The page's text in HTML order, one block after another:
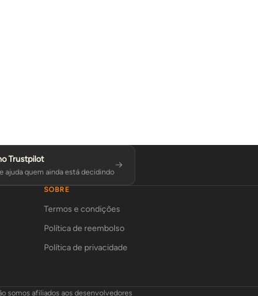
Trustpilot
ajuda quem ainda está decidindo
SOBRE
Termos e condições
Política de reembolso
Política de privacidade
somos afiliados aos desenvolvedores